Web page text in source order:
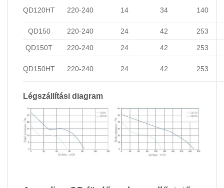
QD120HT 220-240 14 34 140
QD150 220-240 24 42 253
QD150T 220-240 24 42 253
QD150HT 220-240 24 42 253
Légszállítási diagram